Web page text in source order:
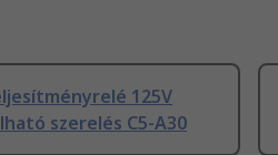
125V
szerelés C5-A30